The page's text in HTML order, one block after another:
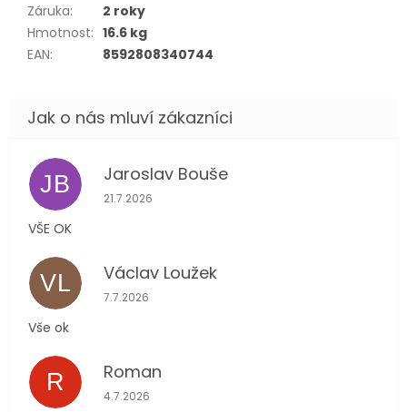
Záruka:
2 roky
Hmotnost: 16.6 kg
EAN: 8592808340744
JB Jaroslav Bouše
Hodnocení obchodu je 5 z 5 hvězdiček.
21.7.2026
VŠE OK
VL Václav Loužek
Hodnocení obchodu je 5 z 5 hvězdiček.
7.7.2026
Vše ok
R Roman
Hodnocení obchodu je 5 z 5 hvězdiček.
4.7.2026